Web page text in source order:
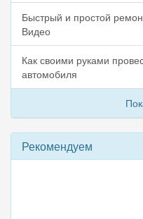
Быстрый и простой
Видео
Как своими руками
автомобиля
Рекомендуем